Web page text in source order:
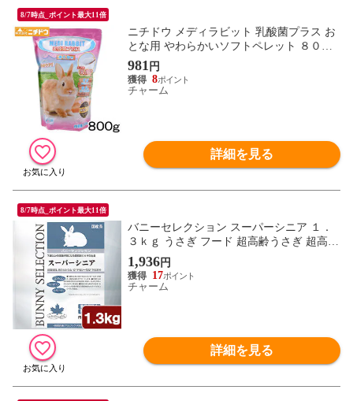
8/7時点_ポイント最大11倍
ニチドウ メディラビット 乳酸菌プラス お
とな用 やわらかいソフトペレット ８００
ｇ 関東当日便
981 円
8
チャーム
詳細を見る
8/7時点_ポイント最大11倍
バニーセレクション スーパーシニア １．
３ｋｇ うさぎ フード 超高齢うさぎ 超高齢
イースター 関東当日便
1,936円
17
チャーム
詳細を見る